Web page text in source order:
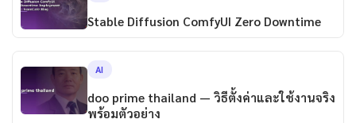
Stable Diffusion ComfyUI Zero Downtime
AI
doo prime thailand — วิธีตั้งค่าและใช้งานจริง
พร้อมตัวอย่าง